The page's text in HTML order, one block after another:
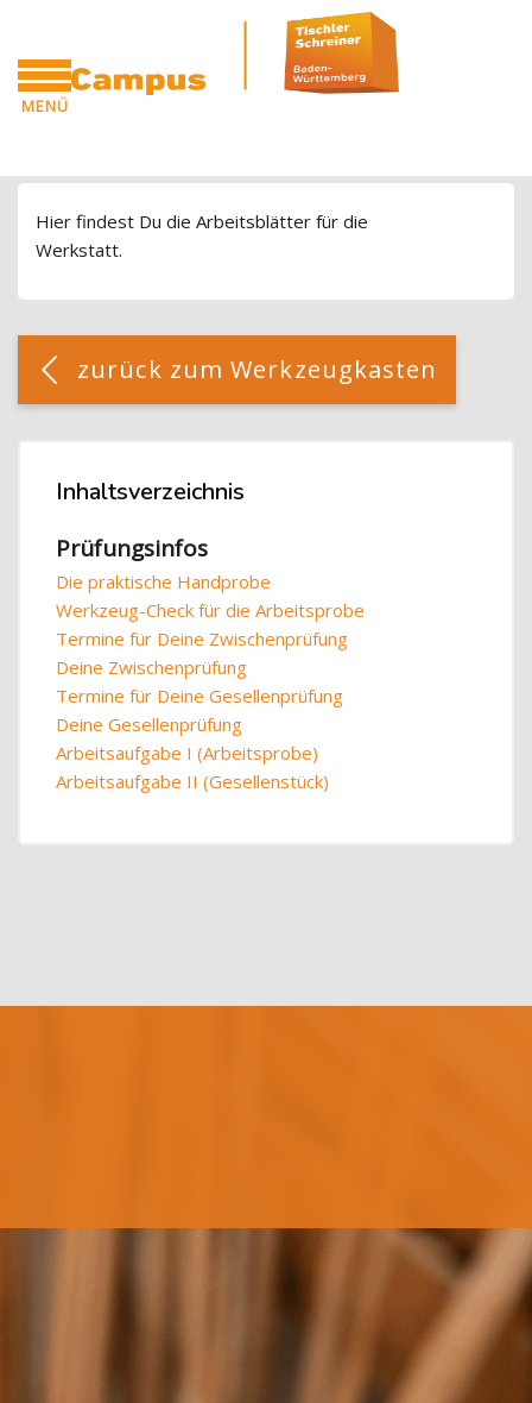
MENÜ
Zum Hauptinhalt
Blöcke
Blöcke
Hier findest Du die Arbeitsblätter für die
Werkstatt.
Blöcke
[Cocoon] Custom HTML überspringen
zurück zum Werkzeugkasten
Inhaltsverzeichnis überspringen
Inhaltsverzeichnis
Prüfungsinfos
Die praktische Handprobe
Werkzeug-Check für die Arbeitsprobe
Termine für Deine Zwischenprüfung
Deine Zwischenprüfung
Termine für Deine Gesellenprüfung
Deine Gesellenprüfung
Arbeitsaufgabe I (Arbeitsprobe)
Arbeitsaufgabe II (Gesellenstück)